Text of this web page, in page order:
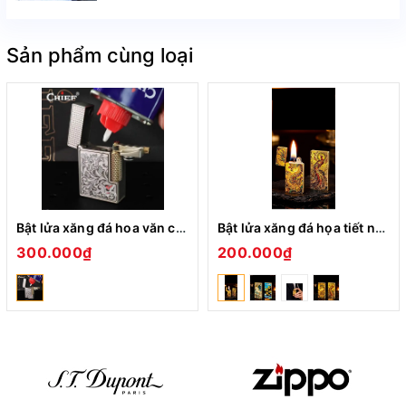
Sản phẩm cùng loại
Bật lửa xăng đá hoa văn các chủ đề CHIEF CF-328
300.000₫
Bật lửa xăng đá họa tiết nhiều hình XD-001
200.000₫